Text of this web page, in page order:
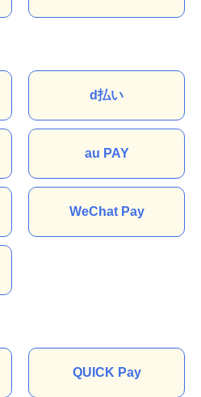
d払い
au PAY
WeChat Pay
QUICK Pay